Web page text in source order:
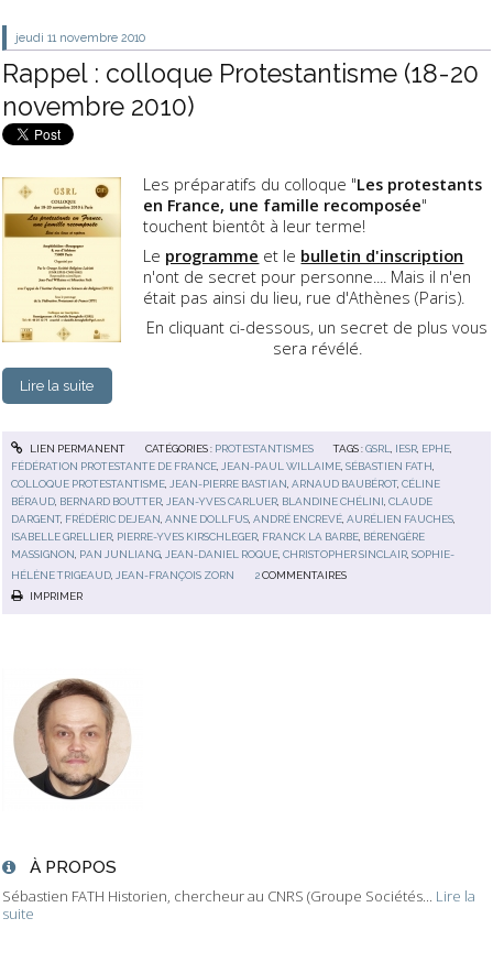
À PROPOS
Sébastien FATH Historien, chercheur au CNRS (Groupe Sociétés... Lire la
suite
jeudi 11 novembre 2010
Rappel : colloque Protestantisme (18-20
novembre 2010)
Les préparatifs du colloque "Les protestants
en France, une famille recomposée"
touchent bientôt à leur terme!
Le programme et le bulletin d'inscription
n'ont de secret pour personne.... Mais il n'en
était pas ainsi du lieu, rue d'Athènes (Paris).
En cliquant ci-dessous, un secret de plus vous
sera révélé.
Lire la suite
LIEN PERMANENT CATÉGORIES : PROTESTANTISMES TAGS :GSRL, IESR, EPHE,
FÉDÉRATION PROTESTANTE DE FRANCE,JEAN-PAUL WILLAIME,SÉBASTIEN FATH,
COLLOQUE PROTESTANTISME,JEAN-PIERRE BASTIAN,ARNAUD BAUBÉROT,CÉLINE
BÉRAUD, BERNARD BOUTTER,JEAN-YVES CARLUER, BLANDINE CHÉLINI,CLAUDE
DARGENT, FRÉDÉRIC DEJEAN,ANNE DOLLFUS,ANDRÉ ENCREVÉ,AURÉLIEN FAUCHES,
ISABELLE GRELLIER, PIERRE-YVES KIRSCHLEGER, FRANCK LA BARBE, BÉRENGÈRE
MASSIGNON, PAN JUNLIANG,JEAN-DANIEL ROQUE,CHRISTOPHER SINCLAIR,SOPHIE-
HÉLÈNE TRIGEAUD
JEAN-FRANÇOIS ZORN 2 COMMENTAIRES
IMPRIMER